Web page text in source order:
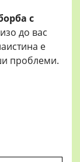
с
до вас
е
проблеми.